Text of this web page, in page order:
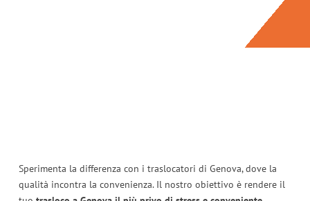
Sperimenta la differenza con i traslocatori di Genova, dove la
qualità incontra la convenienza. Il nostro obiettivo è rendere il